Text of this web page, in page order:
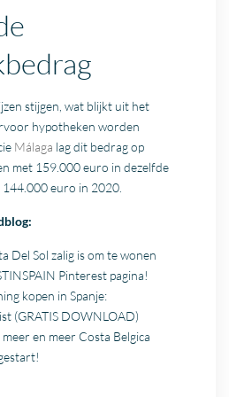
stijgen, wat blijkt uit het
hypotheken worden
Málaga lag dit bedrag op
met 159.000 euro in dezelfde
euro in 2020.
Del Sol zalig is om te wonen
Pinterest pagina!
kopen in Spanje:
(GRATIS DOWNLOAD)
en meer Costa Belgica